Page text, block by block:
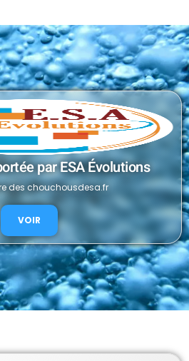
par ESA Évolutions
des chouchousdesa.fr
VOIR